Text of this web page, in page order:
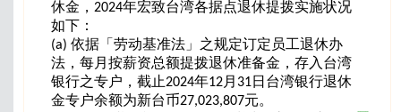
休金，2024年宏致台湾各据点退休提拨实施状况
如下：
(a) 依据「劳动基准法」之规定订定员工退休办
法，每月按薪资总额提拨退休准备金，存入台湾
银行之专户，截止2024年12月31日台湾银行退休
金专户余额为新台币27,023,807元。